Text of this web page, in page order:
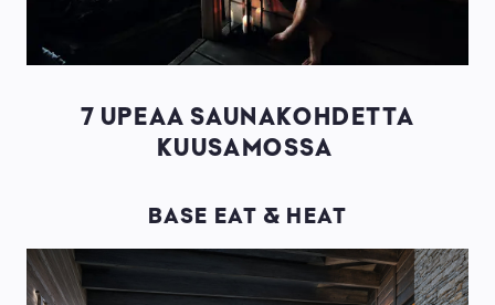
7 UPEAA SAUNAKOHDETTA
KUUSAMOSSA
BASE EAT & HEAT